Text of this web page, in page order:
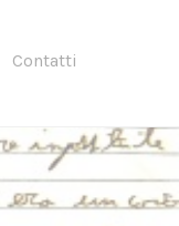
Contatti